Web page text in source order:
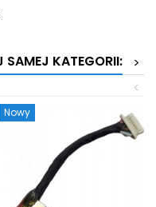
SAMEJ KATEGORII:
>
<
Nowy